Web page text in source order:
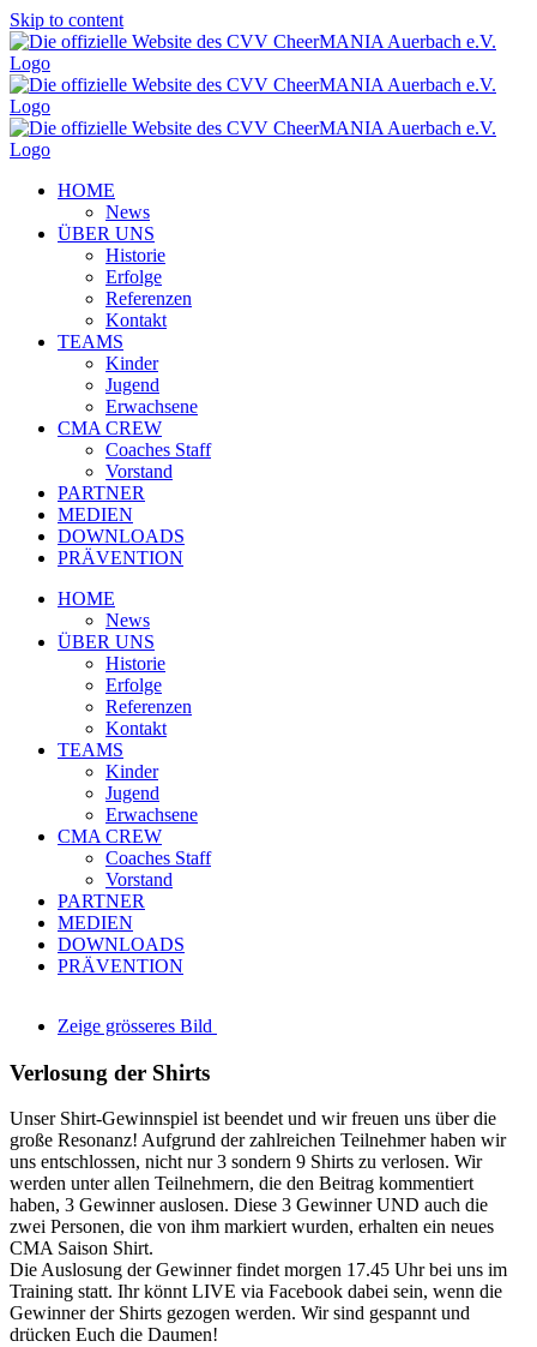
Skip to content
HOME
News
ÜBER UNS
Historie
Erfolge
Referenzen
Kontakt
TEAMS
Kinder
Jugend
Erwachsene
CMA CREW
Coaches Staff
Vorstand
PARTNER
MEDIEN
DOWNLOADS
PRÄVENTION
HOME
News
ÜBER UNS
Historie
Erfolge
Referenzen
Kontakt
TEAMS
Kinder
Jugend
Erwachsene
CMA CREW
Coaches Staff
Vorstand
PARTNER
MEDIEN
DOWNLOADS
PRÄVENTION
Zeige grösseres Bild
Verlosung der Shirts
Unser Shirt-Gewinnspiel ist beendet und wir freuen uns über die
große Resonanz! Aufgrund der zahlreichen Teilnehmer haben wir
uns entschlossen, nicht nur 3 sondern 9 Shirts zu verlosen. Wir
werden unter allen Teilnehmern, die den Beitrag kommentiert
haben, 3 Gewinner auslosen. Diese 3 Gewinner UND auch die
zwei Personen, die von ihm markiert wurden, erhalten ein neues
CMA Saison Shirt.
Die Auslosung der Gewinner findet morgen 17.45 Uhr bei uns im
Training statt. Ihr könnt LIVE via Facebook dabei sein, wenn die
Gewinner der Shirts gezogen werden. Wir sind gespannt und
drücken Euch die Daumen!